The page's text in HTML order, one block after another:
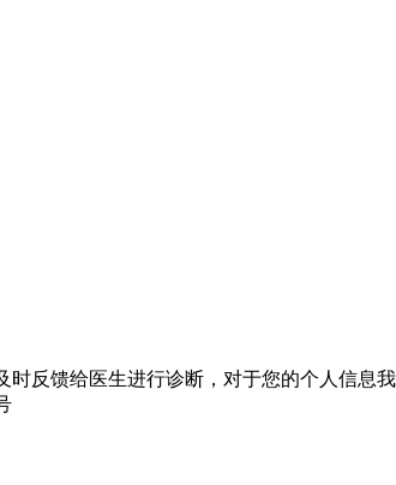
时反馈给医生进行诊断，对于您的个人信息